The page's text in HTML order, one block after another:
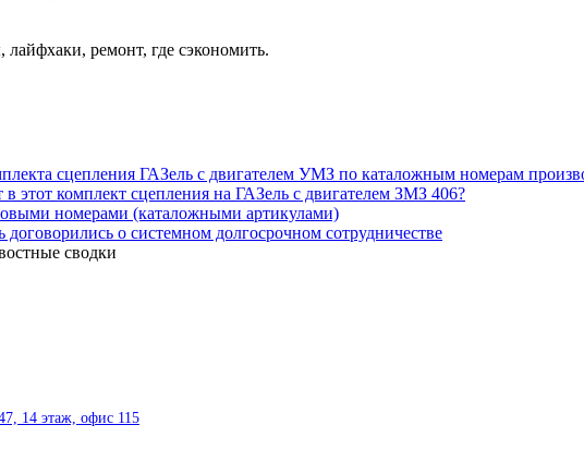
ремонт, где сэкономить.
сцепления ГАЗель с двигателем УМЗ по каталожным номерам
этот комплект сцепления на ГАЗель с двигателем ЗМЗ 406?
номерами (каталожными артикулами)
о системном долгосрочном сотрудничестве
сводки
14 этаж, офис 115